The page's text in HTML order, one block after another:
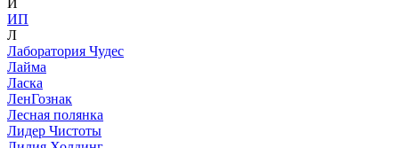
И
ИП
Л
Лаборатория Чудес
Лайма
Ласка
ЛенГознак
Лесная полянка
Лидер Чистоты